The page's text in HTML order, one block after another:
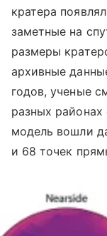
кратера
заметные на
размеры
архивные
годов, ученые
разных районах
модель вошли
и 68 точек